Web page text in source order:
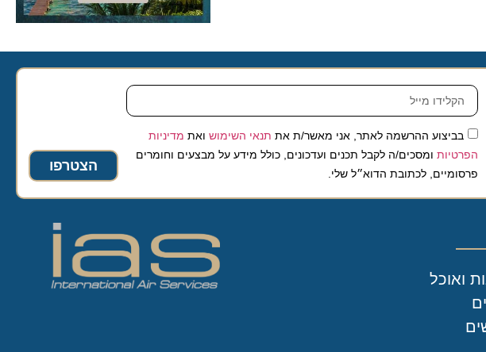
בביצוע ההרשמה לאתר, אני מאשר/ת אתתנאי השימושואת מדיניות
ומסכים/ה לקבל תכנים ועדכונים, כולל מידע על מבצעים וחומרים
לכתובת הדוא״ל שלי.
הצטרפו